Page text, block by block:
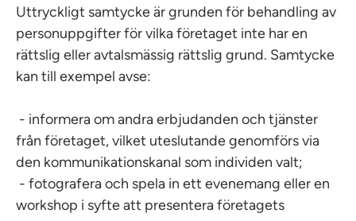
Uttryckligt samtycke är grunden för behandling av
personuppgifter för vilka företaget inte har en
rättslig eller avtalsmässig rättslig grund. Samtycke
kan till exempel avse:
- informera om andra erbjudanden och tjänster
från företaget, vilket uteslutande genomförs via
den kommunikationskanal som individen valt;
- fotografera och spela in ett evenemang eller en
workshop i syfte att presentera företagets